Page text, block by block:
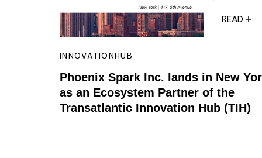
READ
INNOVATIONHUB
Phoenix Spark Inc. lands in New
as an Ecosystem Partner of the
Transatlantic Innovation Hub (TIH)